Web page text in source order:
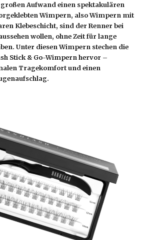
Aufwand einen spektakulären
Wimpern, also Wimpern mit
Klebeschicht, sind der Renner bei
wollen, ohne Zeit für lange
Unter diesen Wimpern stechen die
Stick & Go-Wimpern hervor –
Tragekomfort und einen